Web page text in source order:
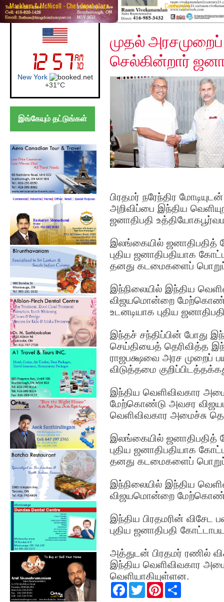
Markham & McNicoll - Chef depot plaza Century21
UK (London)
London
+27°C
இங்கேயும் தட்டுங்கள்
Wednesday,
முதல்
செல்கின்றார்
பிரதமர் நரேந்திர
அறிவிப்பை இந்திய
ஜனாதிபதி
இலங்கையில் ஜனாதிபதித்
புதிய ஜனாதிபதியாக
தனது கடமைகளைப்
இந்நிலையில் இந்திய
விஜயமொன்றை
உடனடியாக புதிய
இந்தச் சந்திப்பின் போது
செய்தியைத் தெரிவித்த
ராஜபக்ஷவை அரச முறைப்
விடுத்தமை
இந்திய வெளிவிவகார
மேற்கொண்டு அவசர
வெளிவிவகார அமைச்சு
இலங்கையில் ஜனாதிபதித்
புதிய ஜனாதிபதியாக
தனது கடமைகளைப்
இந்நிலையில் இந்திய
விஜயமொன்றை
இந்திய பிரதமரின்
புதிய ஜனாதிபதி
அத்துடன் பிரதமர் ரணில்
இந்திய வெளிவிவகார
வெளியாகியுள்ளன.
F
T
w
P